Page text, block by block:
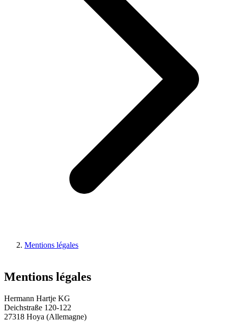
Mentions légales
Mentions légales
Hermann Hartje KG
Deichstraße 120-122
27318 Hoya (Allemagne)